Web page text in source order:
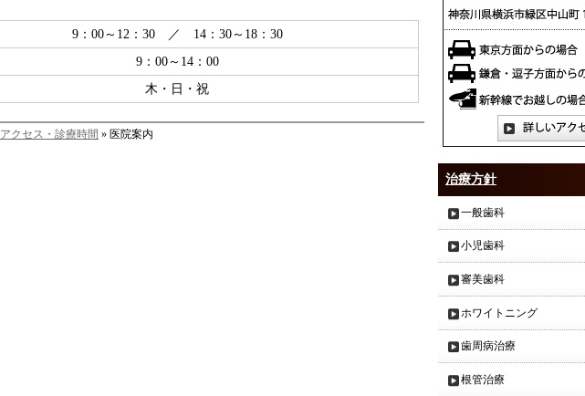
9：00～12：30 ／ 14：30～18：30
9：00～14：00
木・日・祝
アクセス・診療時間 » 医院案内
治療方針
一般歯科
小児歯科
審美歯科
ホワイトニング
歯周病治療
根管治療